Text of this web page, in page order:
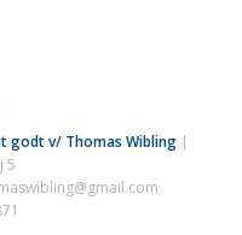
godt v/ Thomas Wibling |
5